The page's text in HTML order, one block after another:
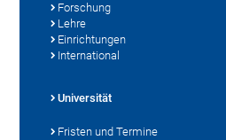
Forschung
Lehre
Einrichtungen
International
Universität
Fristen und Termine